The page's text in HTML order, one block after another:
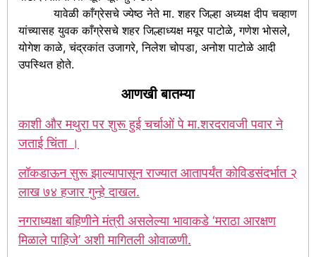
यावेळी काँग्रेसचे ज्येष्ठ नेते मा. शहर जिल्हा अध्यक्ष दीप चव्हाण
यांच्यासह युवक काँग्रेसचे शहर जिल्हाध्यक्ष मयूर पाटोळे, गणेश भोसले,
योगेश काळे, चंद्रकांत उजागरे, निलेश चोपडा, अनोश पाटोळे आदी
उपस्थित होते.
आणखी बातम्या
काशी और मथुरा पर शुरू हुई चर्चाओं पे मा.शरदरावजी पवार ने
जताई चिंता ।
लॉकडाऊन सुरू झाल्यापासून राज्यात आतापर्यंत कोविडसंदर्भात २
लाख ७४ हजार गुन्हे दाखल.
नगराध्यक्षा बहिणीने मंत्री असलेल्या भावाकडे ‘मराठा आरक्षण
मिळाले पाहिजे’ अशी मागितली ओवाळणी.